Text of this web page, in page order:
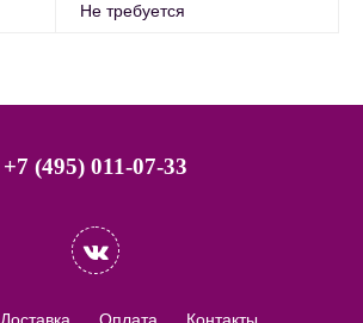
Не требуется
+7 (495) 011-07-33